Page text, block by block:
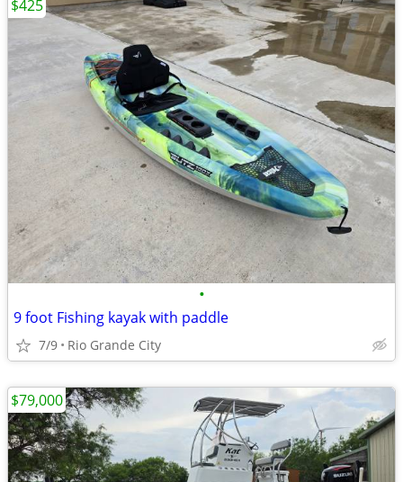
•
9 foot Fishing kayak with paddle
7/9 Rio Grande City
$425
$79,000